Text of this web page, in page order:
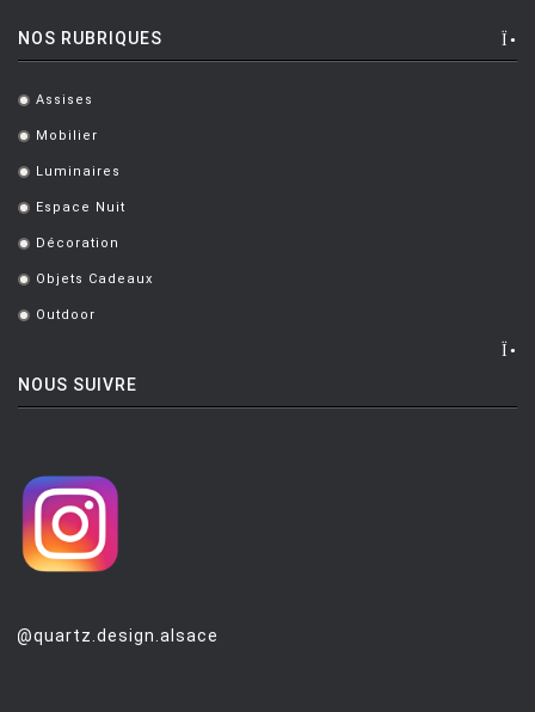
NOS RUBRIQUES
. Assises
. Mobilier
. Luminaires
. Espace Nuit
. Décoration
. Objets Cadeaux
. Outdoor
NOUS SUIVRE
@quartz.design.alsace